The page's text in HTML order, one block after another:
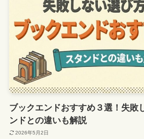
ブックエンドおすすめ３選！失敗
ンドとの違いも解説
2026年5月2日